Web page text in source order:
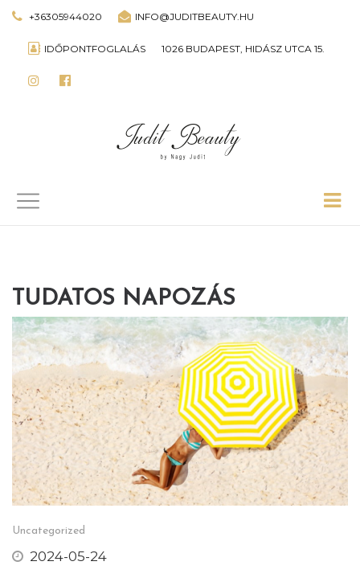
+36305944020 INFO@JUDITBEAUTY.HU
IDŐPONTFOGLALÁS 1026 BUDAPEST, HIDÁSZ UTCA 15.
TUDATOS NAPOZÁS
Uncategorized
2024-05-24